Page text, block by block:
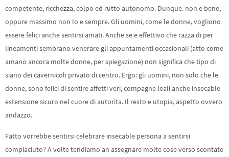
competente, ricchezza, colpo ed rutto autonomo. Dunque. non e bene,
oppure massimo non lo e sempre. Gli uomini, come le donne, vogliono
essere felici anche sentirsi amati. Anche se e effettivo che razza di per
lineamenti sembrano venerare gli appuntamenti occasionali (atto come
amano ancora molte donne, per spiegazione) non significa che tipo di
siano dei cavernicoli privato di centro. Ergo: gli uomini, non solo che le
donne, sono felici di sentire affetti veri, compagne leali anche insecable
estensione sicuro nel cuore di autorita. Il resto e utopia, aspetto ovvero
andazzo.
Fatto vorrebbe sentirsi celebrare insecable persona a sentirsi
compiaciuto? A volte tendiamo an assegnare molte cose verso scontate